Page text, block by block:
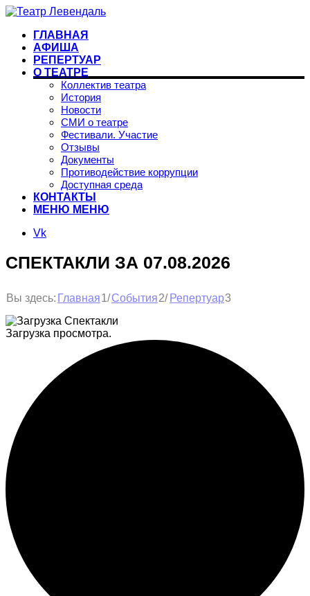
ГЛАВНАЯ
АФИША
РЕПЕРТУАР
О ТЕАТРЕ
Коллектив театра
История
Новости
СМИ о театре
Фестивали. Участие
Отзывы
Документы
Противодействие коррупции
Доступная среда
КОНТАКТЫ
МЕНЮ МЕНЮ
Vk
СПЕКТАКЛИ ЗА 07.08.2026
Вы здесь: Главная1/События2/ Репертуар3
Загрузка просмотра.